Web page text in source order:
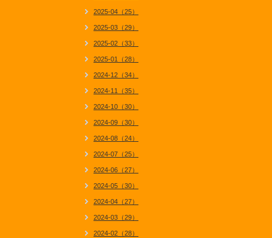
2025-04（25）
2025-03（29）
2025-02（33）
2025-01（28）
2024-12（34）
2024-11（35）
2024-10（30）
2024-09（30）
2024-08（24）
2024-07（25）
2024-06（27）
2024-05（30）
2024-04（27）
2024-03（29）
2024-02（28）